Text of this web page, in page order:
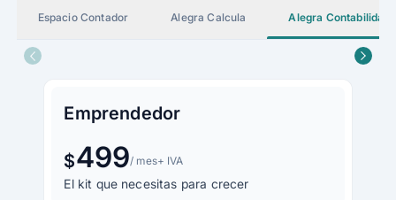
Espacio Contador Alegra Calcula Alegra Contabilidad
Emprendedor
$499/ mes+ IVA
El kit que necesitas para crecer